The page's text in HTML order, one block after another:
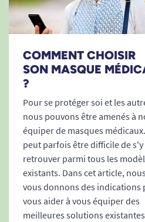
COMMENT CHOISIR
SON MASQUE
?
Pour se protéger soi et les
nous pouvons être amenés à
équiper de masques
peut parfois être difficile de s'y
retrouver parmi tous les
existants. Dans cet article, nous
vous donnons des indications
vous aider à vous équiper des
meilleures solutions